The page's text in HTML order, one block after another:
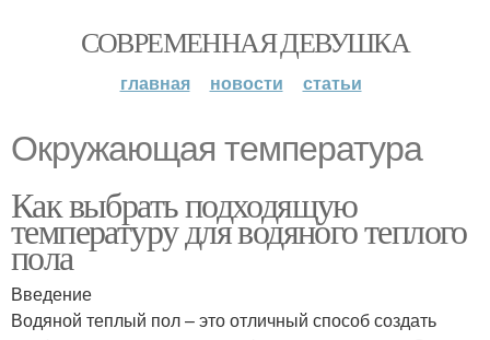
СОВРЕМЕННАЯ ДЕВУШКА
главная новости статьи
Окружающая температура
Как выбрать подходящую
температуру для водяного теплого
пола
Введение
Водяной теплый пол – это отличный способ создать